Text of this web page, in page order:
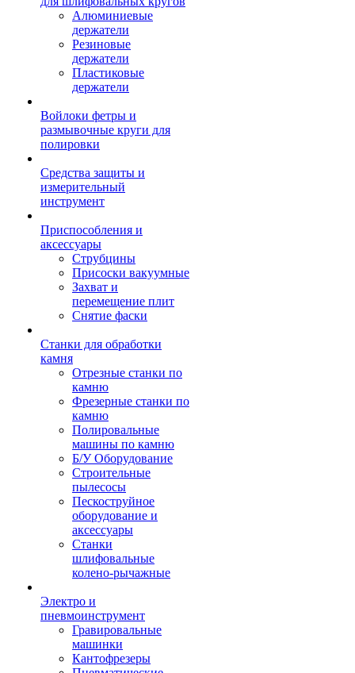
Алюминиевые
держатели
Резиновые
держатели
Пластиковые
держатели
Войлоки фетры и
размывочные круги для
полировки
Средства защиты и
измерительный
инструмент
Приспособления и
аксессуары
Струбцины
Присоски вакуумные
Захват и
перемещение плит
Снятие фаски
Станки для обработки
камня
Отрезные станки по
камню
Фрезерные станки по
камню
Полировальные
машины по камню
Б/У Оборудование
Строительные
пылесосы
Пескоструйное
оборудование и
аксессуары
Станки
шлифовальные
колено-рычажные
Электро и
пневмоинструмент
Гравировальные
машинки
Кантофрезеры